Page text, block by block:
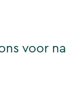
voor na